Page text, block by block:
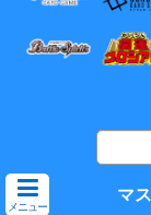
メニュー
マ